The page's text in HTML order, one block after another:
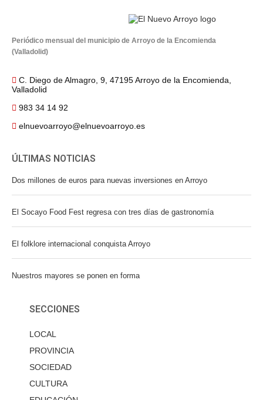
Periódico mensual del municipio de Arroyo de la Encomienda
(Valladolid)
C. Diego de Almagro, 9, 47195 Arroyo de la Encomienda,
Valladolid
983 34 14 92
elnuevoarroyo@elnuevoarroyo.es
ÚLTIMAS NOTICIAS
Dos millones de euros para nuevas inversiones en Arroyo
El Socayo Food Fest regresa con tres días de gastronomía
El folklore internacional conquista Arroyo
Nuestros mayores se ponen en forma
SECCIONES
LOCAL
PROVINCIA
SOCIEDAD
CULTURA